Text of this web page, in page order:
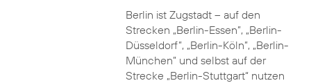
Berlin ist Zugstadt – auf den
Strecken „Berlin-Essen”, „Berlin-
Düsseldorf”, „Berlin-Köln”, „Berlin-
München” und selbst auf der
Strecke „Berlin-Stuttgart“ nutzen